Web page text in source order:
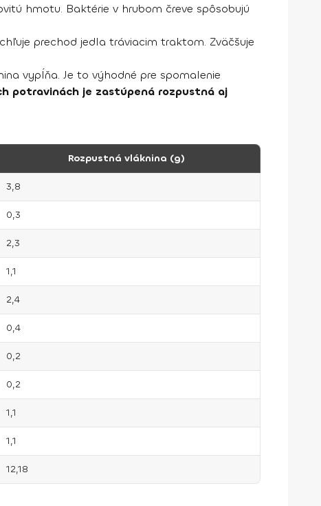
hmotu. Baktérie v hrubom čreve spôsobujú
prechod jedla tráviacim traktom. Zväčšuje
vypĺňa. Je to výhodné pre spomalenie
potravinách je zastúpená rozpustná aj
Rozpustná vláknina (g)
3,8
0,3
2,3
1,1
2,4
0,4
0,2
0,2
1,1
1,1
12,18